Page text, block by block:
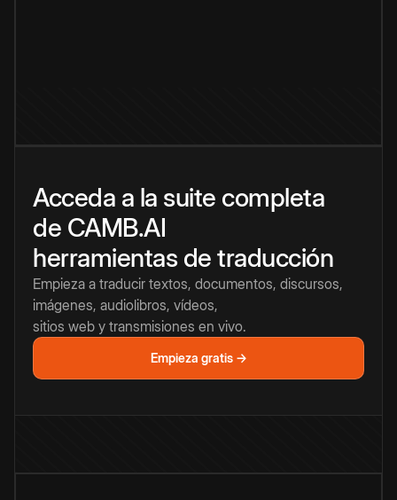
Acceda a la suite completa
de CAMB.AI
herramientas de traducción
Empieza a traducir textos, documentos, discursos,
imágenes, audiolibros, vídeos,
sitios web y transmisiones en vivo.
Empieza gratis →